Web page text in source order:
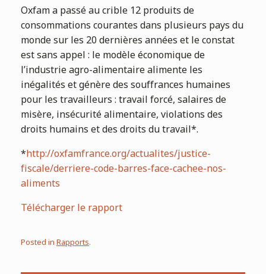
Oxfam a passé au crible 12 produits de
consommations courantes dans plusieurs pays du
monde sur les 20 dernières années et le constat
est sans appel : le modèle économique de
l’industrie agro-alimentaire alimente les
inégalités et génère des souffrances humaines
pour les travailleurs : travail forcé, salaires de
misère, insécurité alimentaire, violations des
droits humains et des droits du travail*.
*http://oxfamfrance.org/actualites/justice-
fiscale/derriere-code-barres-face-cachee-nos-
aliments
Télécharger le rapport
Posted inRapports.